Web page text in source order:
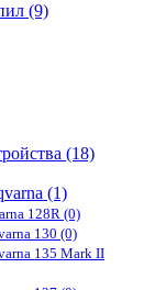
(9)
(18)
(1)
128R (0)
130 (0)
135 Mark II